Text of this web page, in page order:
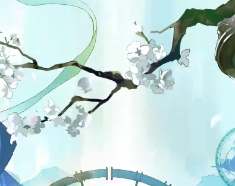
。适用于年满16周岁以上的用户，建议未成年人在
界观，与真实历史和现实世界均无任何关联。
有用户实名认证系统，未通过实名认证的用户不可进
为未成年的用户将受到以下游戏限制： 未满8周岁的
户，单次充值金额不得超过50元人民币，每月充值金
未成年用户，单次充值金额不得超过100元人民币，
仅会在周五、周六、周日和法定节假日的20时至21
官方QQ群
官方3群 640667267
官方5群
官方52群 837018708 复制
码前往App Store预订
。适用于年满16周岁以上的用户，建议未成年人在
界观，与真实历史和现实世界均无任何关联。
有用户实名认证系统，未通过实名认证的用户不可进
为未成年的用户将受到以下游戏限制： 未满8周岁的
户，单次充值金额不得超过50元人民币，每月充值金
未成年用户，单次充值金额不得超过100元人民币，
仅会在周五、周六、周日和法定节假日的20时至21
官方QQ群
官方3群 640667267
官方5群
官方52群 837018708 复制
码前往App Store预订